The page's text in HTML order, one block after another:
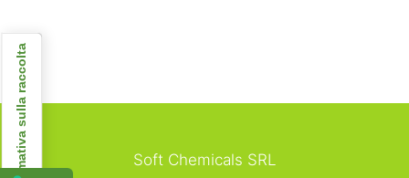
Soft Chemicals SRL
Informativa sulla raccolta